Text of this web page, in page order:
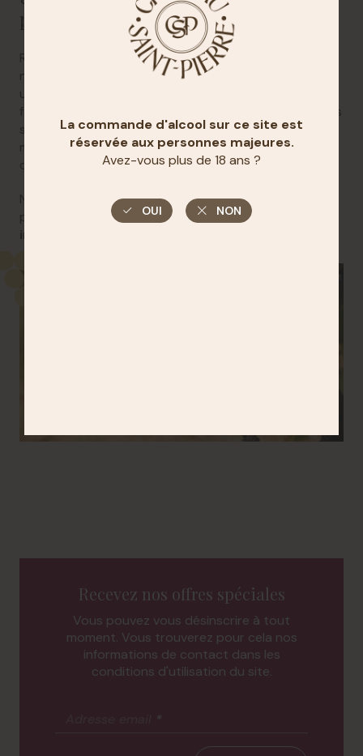
pureté du terroir
Respecter cette terre, c’est garantir l’excellence de
nos vins. C’est pourquoi nous avons engagé
une
favorisant une approche durable et respectueuse des
sols.
Pas d’herbicides chimiques, un enherbement
maîtrisé et des vendanges sélectives pour préserver
chaque nuance du terroir.
Nos vins sont le reflet sincère de cette terre
précieuse.
Un terroir unique, une signature
inoubliable.
Recevez nos offres spéciales
Vous pouvez vous désinscrire à tout
moment. Vous trouverez pour cela nos
informations de contact dans les
conditions d'utilisation du site.
*